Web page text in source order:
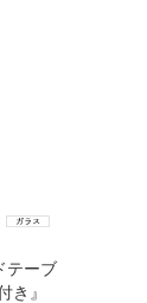
テーブ
き』